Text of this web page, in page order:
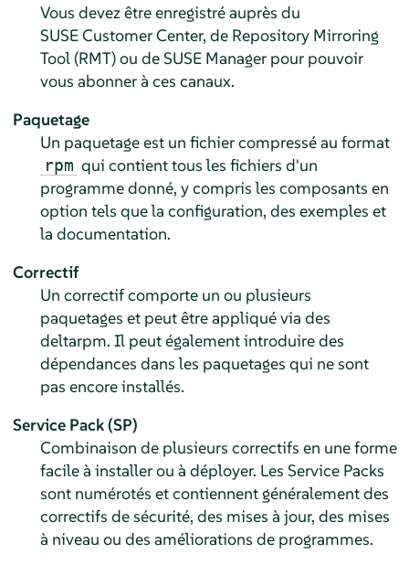
Vous devez être enregistré auprès du
SUSE Customer Center, de Repository Mirroring
Tool (RMT) ou de SUSE Manager pour pouvoir
vous abonner à ces canaux.
Paquetage
Un paquetage est un fichier compressé au format
rpm qui contient tous les fichiers d'un
programme donné, y compris les composants en
option tels que la configuration, des exemples et
la documentation.
Correctif
Un correctif comporte un ou plusieurs
paquetages et peut être appliqué via des
deltarpm. Il peut également introduire des
dépendances dans les paquetages qui ne sont
pas encore installés.
Service Pack (SP)
Combinaison de plusieurs correctifs en une forme
facile à installer ou à déployer. Les Service Packs
sont numérotés et contiennent généralement des
correctifs de sécurité, des mises à jour, des mises
à niveau ou des améliorations de programmes.